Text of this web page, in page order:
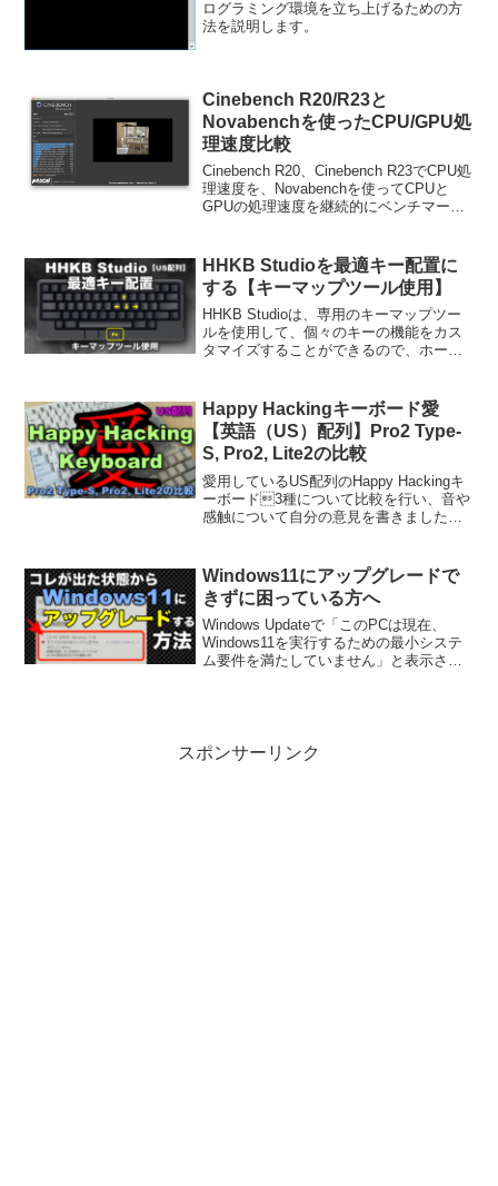
ログラミング環境を立ち上げるための方
法を説明します。
Cinebench R20/R23と
Novabenchを使ったCPU/GPU処
理速度比較
Cinebench R20、Cinebench R23でCPU処
理速度を、Novabenchを使ってCPUと
GPUの処理速度を継続的にベンチマーク
HHKB Studioを最適キー配置に
する【キーマップツール使用】
HHKB Studioは、専用のキーマップツー
ルを使用して、個々のキーの機能をカス
タマイズすることができるので、ホーム
Happy Hackingキーボード愛
【英語（US）配列】Pro2 Type-
S, Pro2, Lite2の比較
愛用しているUS配列のHappy Hackingキ
ーボード3種について比較を行い、音や
感触について自分の意見を書きました。
Type-Sあり／なしについては、意外にも
Type-Sなしの方が音や打鍵感が良いとい
う結果です。（あくまで私感）
Windows11にアップグレードで
きずに困っている方へ
Windows Updateで「このPCは現在、
Windows11を実行するための最小システ
ム要件を満たしていません」と表示され
スポンサーリンク